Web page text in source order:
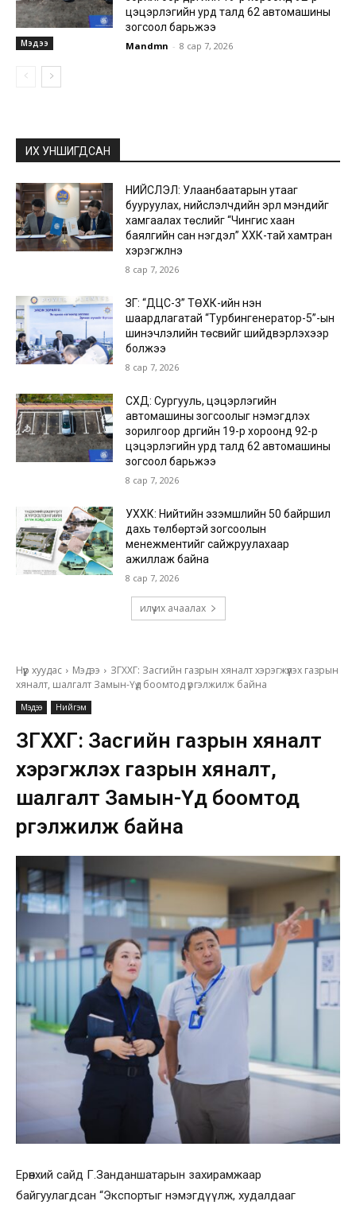
Мэдээ
цэцэрлэгийн урд талд 62 автомашины
зогсоол барьжээ
Mandmn - 8 сар 7, 2026
ИХ УНШИГДСАН
НИЙСЛЭЛ: Улаанбаатарын утааг
бууруулах, нийслэлчүүдийн эрүүл мэндийг
хамгаалах төслийг “Чингис хаан
баялгийн сан нэгдэл” ХХК-тай хамтран
хэрэгжүүлнэ
8 сар 7, 2026
ЗГ: “ДЦС-3” ТӨХК-ийн нэн
шаардлагатай “Турбингенератор-5”-ын
шинэчлэлийн төсвийг шийдвэрлэхээр
болжээ
8 сар 7, 2026
СХД: Сургууль, цэцэрлэгийн
автомашины зогсоолыг нэмэгдүүлэх
зорилгоор дүүргийн 19-р хороонд 92-р
цэцэрлэгийн урд талд 62 автомашины
зогсоол барьжээ
8 сар 7, 2026
УХХК: Нийтийн эзэмшлийн 50 байршил
дахь төлбөртэй зогсоолын
менежментийг сайжруулахаар
ажиллаж байна
8 сар 7, 2026
илүү их ачаалах